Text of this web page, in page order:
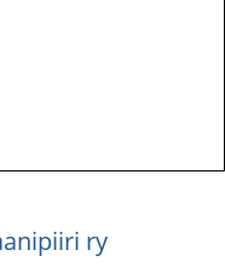
ry